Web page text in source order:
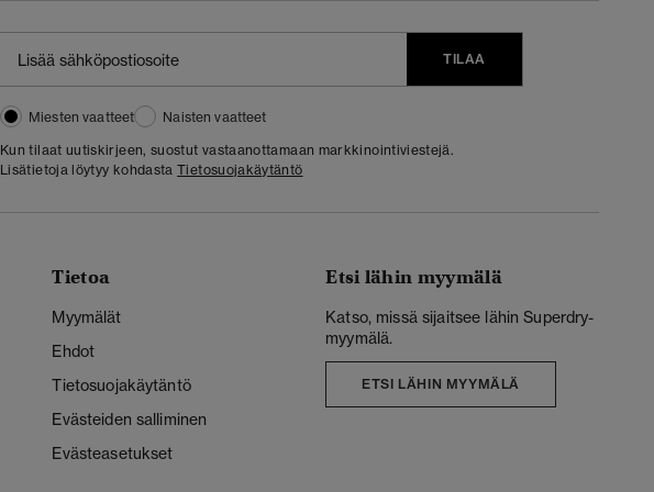
TILAA
Miesten vaatteet
Naisten vaatteet
Kun tilaat uutiskirjeen, suostut vastaanottamaan markkinointiviestejä.
Lisätietoja löytyy kohdastaTietosuojakäytäntö
Tietoa
Myymälät
Ehdot
Tietosuojakäytäntö
Evästeiden salliminen
Evästeasetukset
Etsi lähin myymälä
Katso, missä sijaitsee lähin Superdry-
myymälä.
ETSI LÄHIN MYYMÄLÄ